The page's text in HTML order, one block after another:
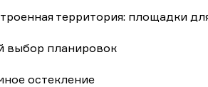
территория: площадки
выбор планировок
остекление